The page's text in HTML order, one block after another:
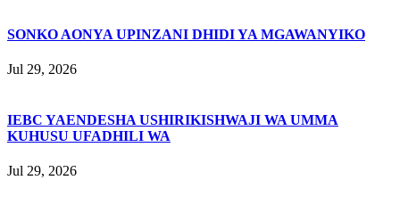
SONKO AONYA UPINZANI DHIDI YA MGAWANYIKO
Jul 29, 2026
IEBC YAENDESHA USHIRIKISHWAJI WA UMMA
KUHUSU UFADHILI WA
Jul 29, 2026